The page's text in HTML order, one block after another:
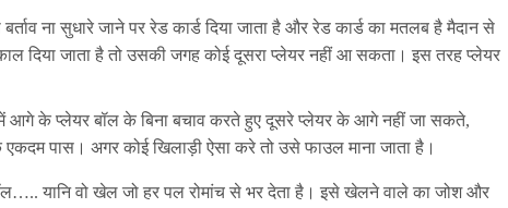
ना सुधारे जाने पर रेड कार्ड दिया जाता है और रेड कार्ड का मतलब है मैदान से
दिया जाता है तो उसकी जगह कोई दूसरा प्लेयर नहीं आ सकता। इस तरह प्लेयर
के प्लेयर बॉल के बिना बचाव करते हुए दूसरे प्लेयर के आगे नहीं जा सकते,
एकदम पास। अगर कोई खिलाड़ी ऐसा करे तो उसे फाउल माना जाता है।
यानि वो खेल जो हर पल रोमांच से भर देता है। इसे खेलने वाले का जोश और